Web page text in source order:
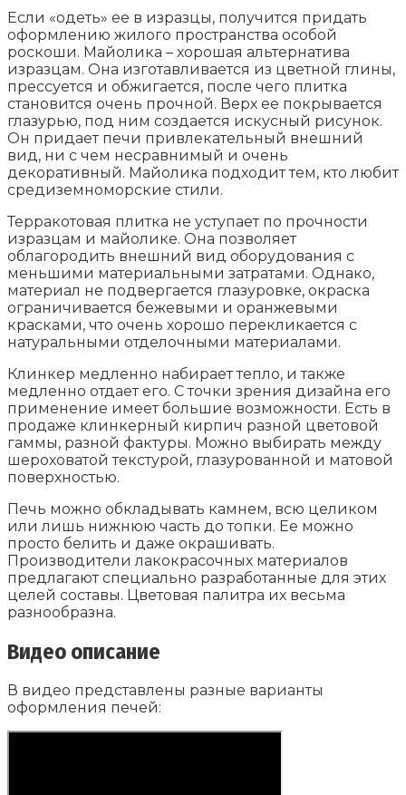
Если «одеть» ее в изразцы, получится придать
оформлению жилого пространства особой
роскоши. Майолика – хорошая альтернатива
изразцам. Она изготавливается из цветной глины,
прессуется и обжигается, после чего плитка
становится очень прочной. Верх ее покрывается
глазурью, под ним создается искусный рисунок.
Он придает печи привлекательный внешний
вид, ни с чем несравнимый и очень
декоративный. Майолика подходит тем, кто любит
средиземноморские стили.
Терракотовая плитка не уступает по прочности
изразцам и майолике. Она позволяет
облагородить внешний вид оборудования с
меньшими материальными затратами. Однако,
материал не подвергается глазуровке, окраска
ограничивается бежевыми и оранжевыми
красками, что очень хорошо перекликается с
натуральными отделочными материалами.
Клинкер медленно набирает тепло, и также
медленно отдает его. С точки зрения дизайна его
применение имеет большие возможности. Есть в
продаже клинкерный кирпич разной цветовой
гаммы, разной фактуры. Можно выбирать между
шероховатой текстурой, глазурованной и матовой
поверхностью.
Печь можно обкладывать камнем, всю целиком
или лишь нижнюю часть до топки. Ее можно
просто белить и даже окрашивать.
Производители лакокрасочных материалов
предлагают специально разработанные для этих
целей составы. Цветовая палитра их весьма
разнообразна.
Видео описание
В видео представлены разные варианты
оформления печей: